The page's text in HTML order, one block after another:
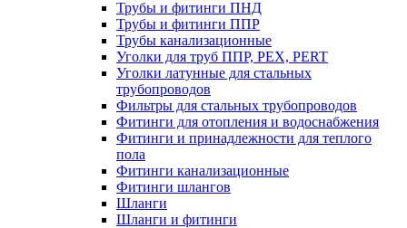
Трубы и фитинги ПНД
Трубы и фитинги ППР
Трубы канализационные
Уголки для труб ППР, PEX, PERT
Уголки латунные для стальных
трубопроводов
Фильтры для стальных трубопроводов
Фитинги для отопления и водоснабжения
Фитинги и принадлежности для теплого
пола
Фитинги канализационные
Фитинги шлангов
Шланги
Шланги и фитинги